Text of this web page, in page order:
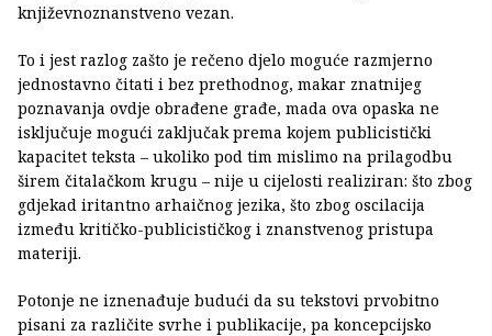
književnoznanstveno vezan.
To i jest razlog zašto je rečeno djelo moguće razmjerno
jednostavno čitati i bez prethodnog, makar znatnijeg
poznavanja ovdje obrađene građe, mada ova opaska ne
isključuje mogući zaključak prema kojem publicistički
kapacitet teksta – ukoliko pod tim mislimo na prilagodbu
širem čitalačkom krugu – nije u cijelosti realiziran: što zbog
gdjekad iritantno arhaičnog jezika, što zbog oscilacija
između kritičko-publicističkog i znanstvenog pristupa
materiji.
Potonje ne iznenađuje budući da su tekstovi prvobitno
pisani za različite svrhe i publikacije, pa koncepcijsko